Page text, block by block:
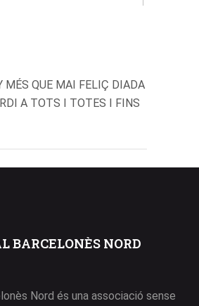
MÉS QUE MAI FELIÇ DIADA
A TOTS I TOTES I FINS
BARCELONÈS NORD
Nord és una associació sense